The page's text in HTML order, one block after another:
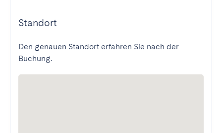
Standort
Den genauen Standort erfahren Sie nach der
Buchung.